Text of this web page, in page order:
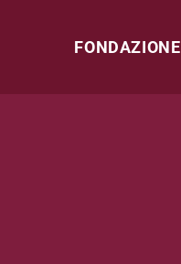
FONDAZIONE